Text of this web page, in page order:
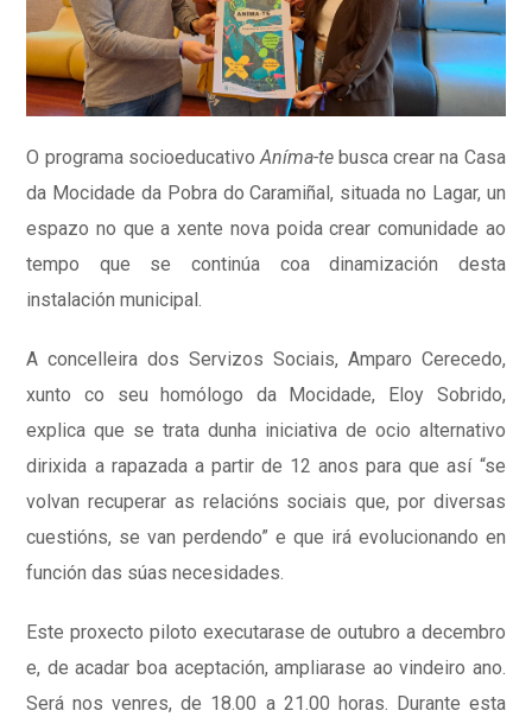
O programa socioeducativoAníma-te busca crear na Casa
da Mocidade da Pobra do Caramiñal, situada no Lagar, un
espazo no que a xente nova poida crear comunidade ao
tempo que se continúa coa dinamización desta
instalación municipal.
A concelleira dos Servizos Sociais, Amparo Cerecedo,
xunto co seu homólogo da Mocidade, Eloy Sobrido,
explica que se trata dunha iniciativa de ocio alternativo
dirixida a rapazada a partir de 12 anos para que así “se
volvan recuperar as relacións sociais que, por diversas
cuestións, se van perdendo” e que irá evolucionando en
función das súas necesidades.
Este proxecto piloto executarase de outubro a decembro
e, de acadar boa aceptación, ampliarase ao vindeiro ano.
Será nos venres, de 18.00 a 21.00 horas. Durante esta